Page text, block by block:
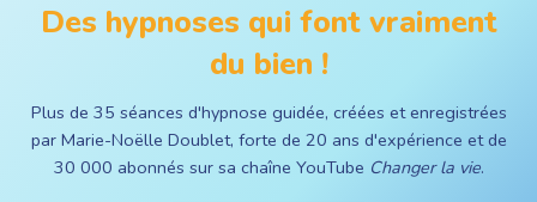
Des hypnoses qui font vraiment
du bien !
Plus de 35 séances d'hypnose guidée, créées et enregistrées
par Marie-Noëlle Doublet, forte de 20 ans d'expérience et de
30 000 abonnés sur sa chaîne YouTube Changer la vie.